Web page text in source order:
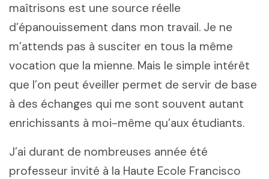
maîtrisons est une source réelle
d’épanouissement dans mon travail. Je ne
m’attends pas à susciter en tous la même
vocation que la mienne. Mais le simple intérêt
que l’on peut éveiller permet de servir de base
à des échanges qui me sont souvent autant
enrichissants à moi-même qu’aux étudiants.
J’ai durant de nombreuses année été
professeur invité à la Haute Ecole Francisco